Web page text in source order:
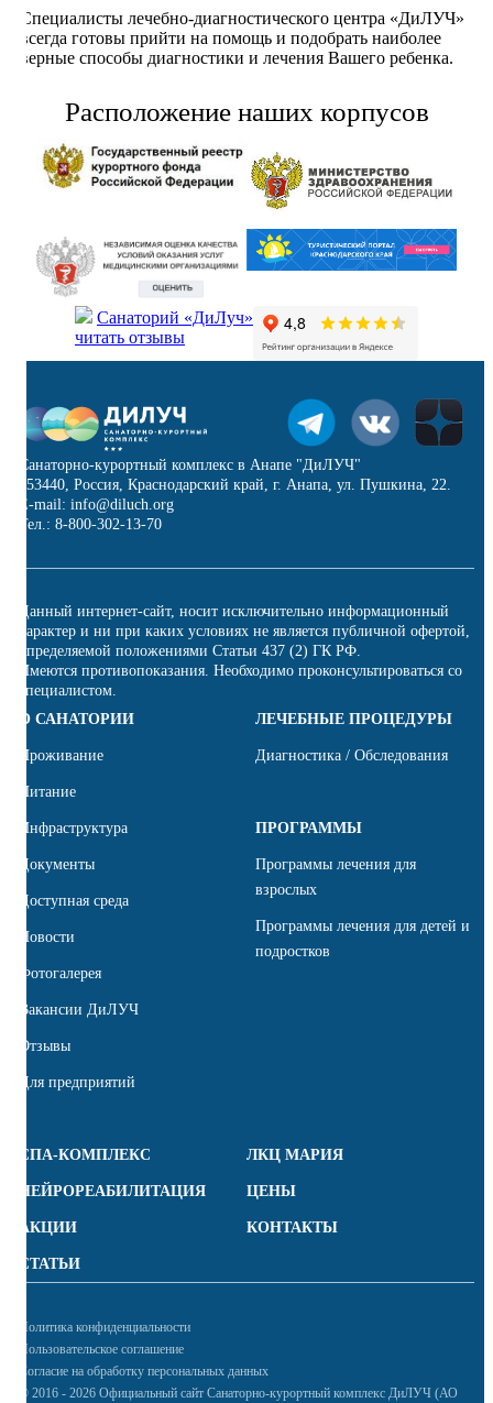
Специалисты лечебно-диагностического центра «ДиЛУЧ»
всегда готовы прийти на помощь и подобрать наиболее
верные способы диагностики и лечения Вашего ребенка.
Расположение наших корпусов
Санаторий «ДиЛуч»
читать отзывы
Санаторно-курортный комплекс в Анапе "ДиЛУЧ"
353440, Россия, Краснодарский край, г. Анапа, ул. Пушкина, 22.
E-mail: info@diluch.org
Тел.: 8-800-302-13-70
Данный интернет-сайт, носит исключительно информационный
характер и ни при каких условиях не является публичной офертой,
определяемой положениями Статьи 437 (2) ГК РФ.
Имеются противопоказания. Необходимо проконсультироваться со
специалистом.
О САНАТОРИИ
Проживание
Питание
Инфраструктура
Документы
Доступная среда
Новости
Фотогалерея
Вакансии ДиЛУЧ
Отзывы
Для предприятий
ЛЕЧЕБНЫЕ ПРОЦЕДУРЫ
Диагностика / Обследования
ПРОГРАММЫ
Программы лечения для
взрослых
Программы лечения для детей и
подростков
СПА-КОМПЛЕКС ЛКЦ МАРИЯ
НЕЙРОРЕАБИЛИТАЦИЯ ЦЕНЫ
АКЦИИ КОНТАКТЫ
СТАТЬИ
Политика конфиденциальности
Пользовательское соглашение
Согласие на обработку персональных данных
© 2016 - 2026 Официальный сайт Санаторно-курортный комплекс ДиЛУЧ (АО